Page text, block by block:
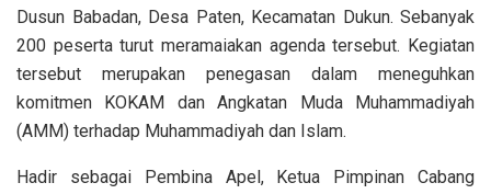
Dusun Babadan, Desa Paten, Kecamatan Dukun. Sebanyak
200 peserta turut meramaiakan agenda tersebut. Kegiatan
tersebut merupakan penegasan dalam meneguhkan
komitmen KOKAM dan Angkatan Muda Muhammadiyah
(AMM) terhadap Muhammadiyah dan Islam.
Hadir sebagai Pembina Apel, Ketua Pimpinan Cabang